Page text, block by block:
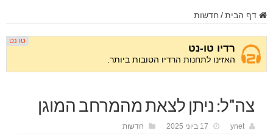
דף הבית / חדשות
צה"ל: ניתן לצאת מהמרחב המוגן
ynet 17 ביוני 2025 חדשות